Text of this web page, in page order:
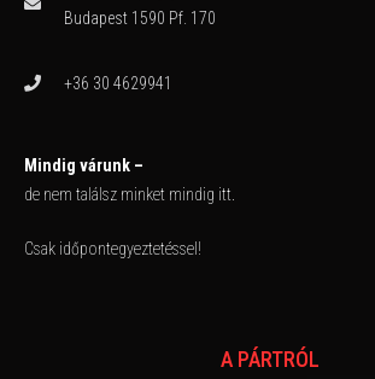
Budapest 1590 Pf. 170
+36 30 4629941
Mindig várunk –
de nem találsz minket mindig itt.
Csak időpontegyeztetéssel!
A PÁRTRÓL